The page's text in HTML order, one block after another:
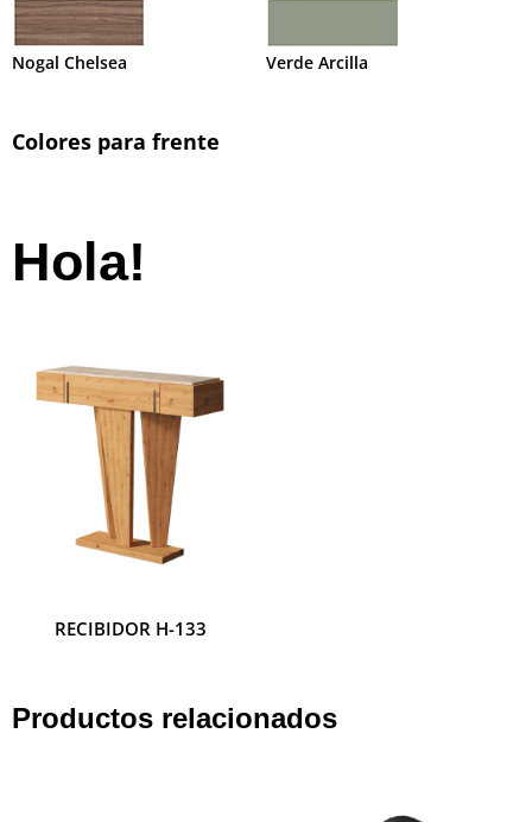
Nogal Chelsea Verde Arcilla
Colores para frente
Hola!
RECIBIDOR H-133
Productos relacionados